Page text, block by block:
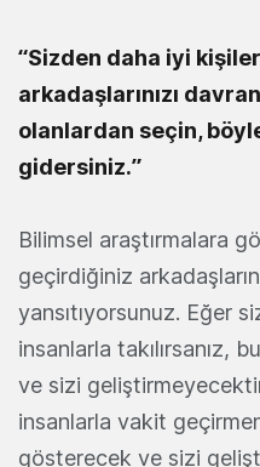
“Sizden daha iyi
arkadaşlarınızı
olanlardan seçin,
gidersiniz.”
Bilimsel araştırmalara
geçirdiğiniz
yansıtıyorsunuz. Eğer
insanlarla takılırsanız,
ve sizi
insanlarla vakit
gösterecek ve sizi